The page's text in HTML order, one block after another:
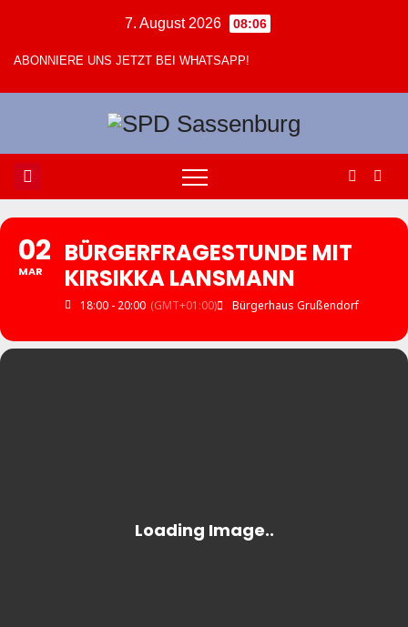
springen
7. August 2026 08:06
ABONNIERE UNS JETZT BEI WHATSAPP!
02
MAR
BÜRGERFRAGESTUNDE MIT
KIRSIKKA LANSMANN
18:00 - 20:00 (GMT+01:00) Bürgerhaus Grußendorf